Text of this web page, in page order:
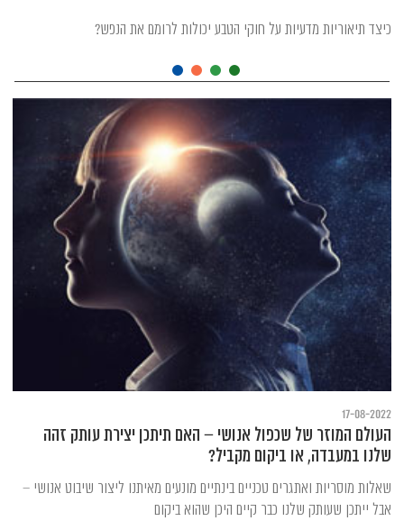
כיצד תיאוריות מדעיות על חוקי הטבע יכולות לרומם את הנפש?
17-08-2022
העולם המוזר של שכפול אנושי – האם תיתכן יצירת עותק זהה
שלנו במעבדה, או ביקום מקביל?
שאלות מוסריות ואתגרים טכניים בינתיים מונעים מאיתנו ליצור שיבוט אנושי –
אבל ייתכן שעותק שלנו כבר קיים היכן שהוא ביקום